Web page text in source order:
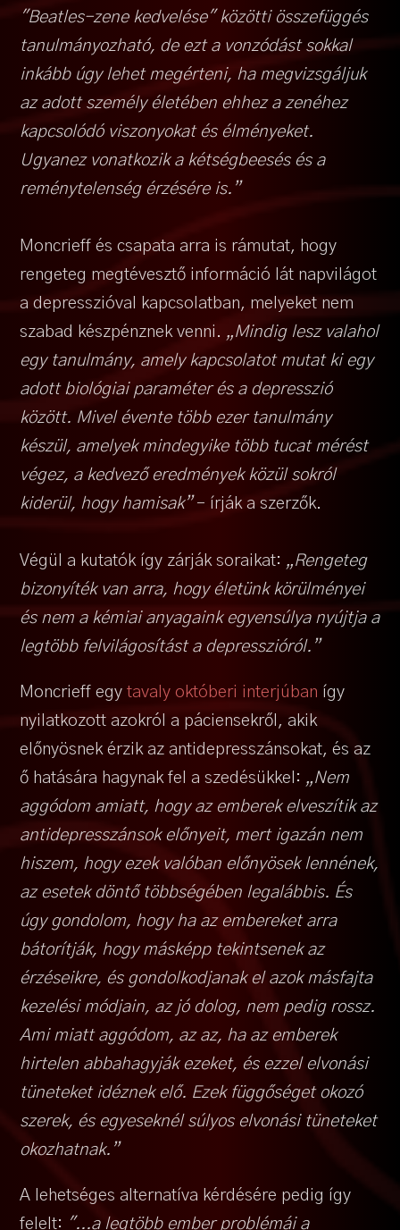
"Beatles-zene kedvelése" közötti összefüggés
tanulmányozható, de ezt a vonzódást sokkal
inkább úgy lehet megérteni, ha megvizsgáljuk
az adott személy életében ehhez a zenéhez
kapcsolódó viszonyokat és élményeket.
Ugyanez vonatkozik a kétségbeesés és a
reménytelenség érzésére is.”
Moncrieff és csapata arra is rámutat, hogy
rengeteg megtévesztő információ lát napvilágot
a depresszióval kapcsolatban, melyeket nem
szabad készpénznek venni. „Mindig lesz valahol
egy tanulmány, amely kapcsolatot mutat ki egy
adott biológiai paraméter és a depresszió
között. Mivel évente több ezer tanulmány
készül, amelyek mindegyike több tucat mérést
végez, a kedvező eredmények közül sokról
kiderül, hogy hamisak”– írják a szerzők.
Végül a kutatók így zárják soraikat: „Rengeteg
bizonyíték van arra, hogy életünk körülményei
és nem a kémiai anyagaink egyensúlya nyújtja a
legtöbb felvilágosítást a depresszióról.”
Moncrieff egy tavaly októberi interjúban így
nyilatkozott azokról a páciensekről, akik
előnyösnek érzik az antidepresszánsokat, és az
ő hatására hagynak fel a szedésükkel: „Nem
aggódom amiatt, hogy az emberek elveszítik az
antidepresszánsok előnyeit, mert igazán nem
hiszem, hogy ezek valóban előnyösek lennének,
az esetek döntő többségében legalábbis. És
úgy gondolom, hogy ha az embereket arra
bátorítják, hogy másképp tekintsenek az
érzéseikre, és gondolkodjanak el azok másfajta
kezelési módjain, az jó dolog, nem pedig rossz.
Ami miatt aggódom, az az, ha az emberek
hirtelen abbahagyják ezeket, és ezzel elvonási
tüneteket idéznek elő. Ezek függőséget okozó
szerek, és egyeseknél súlyos elvonási tüneteket
okozhatnak.”
A lehetséges alternatíva kérdésére pedig így
felelt: "...a legtöbb ember problémái a